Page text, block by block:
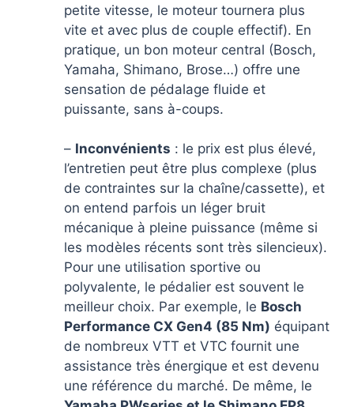
petite vitesse, le moteur tournera plus
vite et avec plus de couple effectif). En
pratique, un bon moteur central (Bosch,
Yamaha, Shimano, Brose…) offre une
sensation de pédalage fluide et
puissante, sans à-coups.
– Inconvénients : le prix est plus élevé,
l’entretien peut être plus complexe (plus
de contraintes sur la chaîne/cassette), et
on entend parfois un léger bruit
mécanique à pleine puissance (même si
les modèles récents sont très silencieux).
Pour une utilisation sportive ou
polyvalente, le pédalier est souvent le
meilleur choix. Par exemple, le Bosch
Performance CX Gen4 (85 Nm) équipant
de nombreux VTT et VTC fournit une
assistance très énergique et est devenu
une référence du marché. De même, le